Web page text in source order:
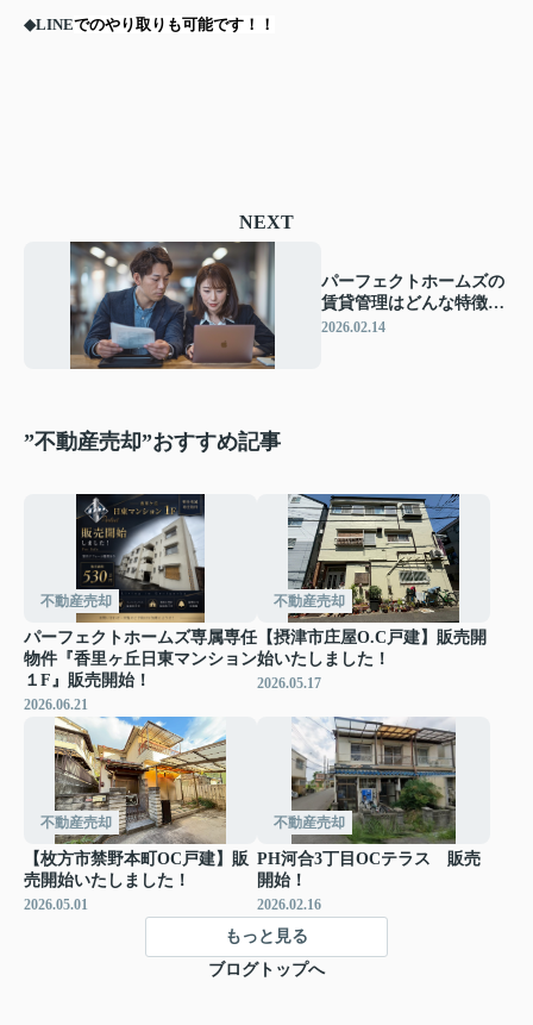
◆LINEでのやり取りも可能です！！
NEXT
パーフェクトホームズの
賃貸管理はどんな特徴が
ある？管理会社変更を検
2026.02.14
”不動産売却”おすすめ記事
不動産売却
パーフェクトホームズ専属専任
物件『香里ヶ丘日東マンション
１F』販売開始！
2026.06.21
不動産売却
【摂津市庄屋O.C戸建】販売開
始いたしました！
2026.05.17
不動産売却
【枚方市禁野本町OC戸建】販
売開始いたしました！
2026.05.01
不動産売却
PH河合3丁目OCテラス 販売
開始！
2026.02.16
もっと見る
ブログトップへ